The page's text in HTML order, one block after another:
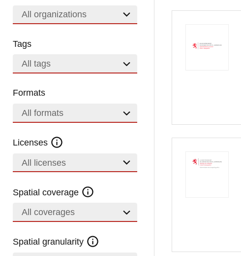
All organizations
Tags
All tags
Formats
All formats
Licenses
All licenses
Spatial coverage
All coverages
Spatial granularity